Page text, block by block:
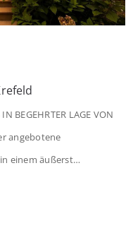
BEGEHRTER LAGE VON
angebotene
einem äußerst